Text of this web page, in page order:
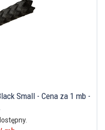
Small - Cena za 1 mb -